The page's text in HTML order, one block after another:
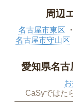
周辺
名古屋市東区
名古屋市守山区
愛知県名古
CaSyではた